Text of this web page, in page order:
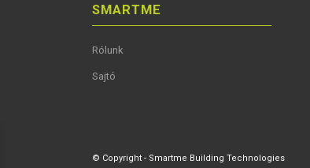
SMARTME
Rólunk
Sajtó
© Copyright - Smartme Building Technologies